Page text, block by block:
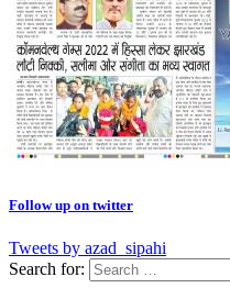
Follow up on twitter
Tweets by azad_sipahi
Search for: